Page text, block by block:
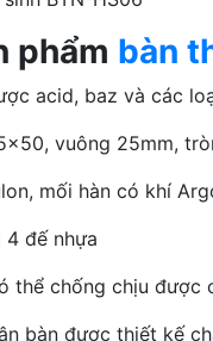
phẩm bàn
acid, baz và các
vuông 25mm,
mối hàn có khí
4 đế nhựa
thể chống chịu được
bàn được thiết kế